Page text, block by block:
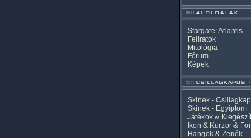
Stargate: Atlantis
Feliratok
Mitológia
Fórum
Képek
Skinek -
Skinek - Egyiptom
Játékok &
Ikon & Kurzor &
Hangok & Zenék